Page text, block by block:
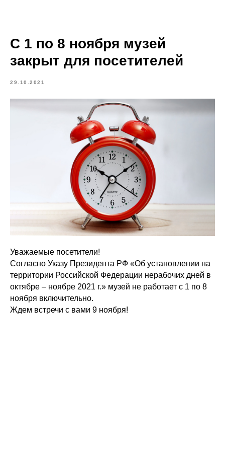
С 1 по 8 ноября музей
закрыт для посетителей
29.10.2021
Уважаемые посетители!
Согласно Указу Президента РФ «Об установлении на
территории Российской Федерации нерабочих дней в
октябре – ноябре 2021 г.» музей не работает с 1 по 8
ноября включительно.
Ждем встречи с вами 9 ноября!